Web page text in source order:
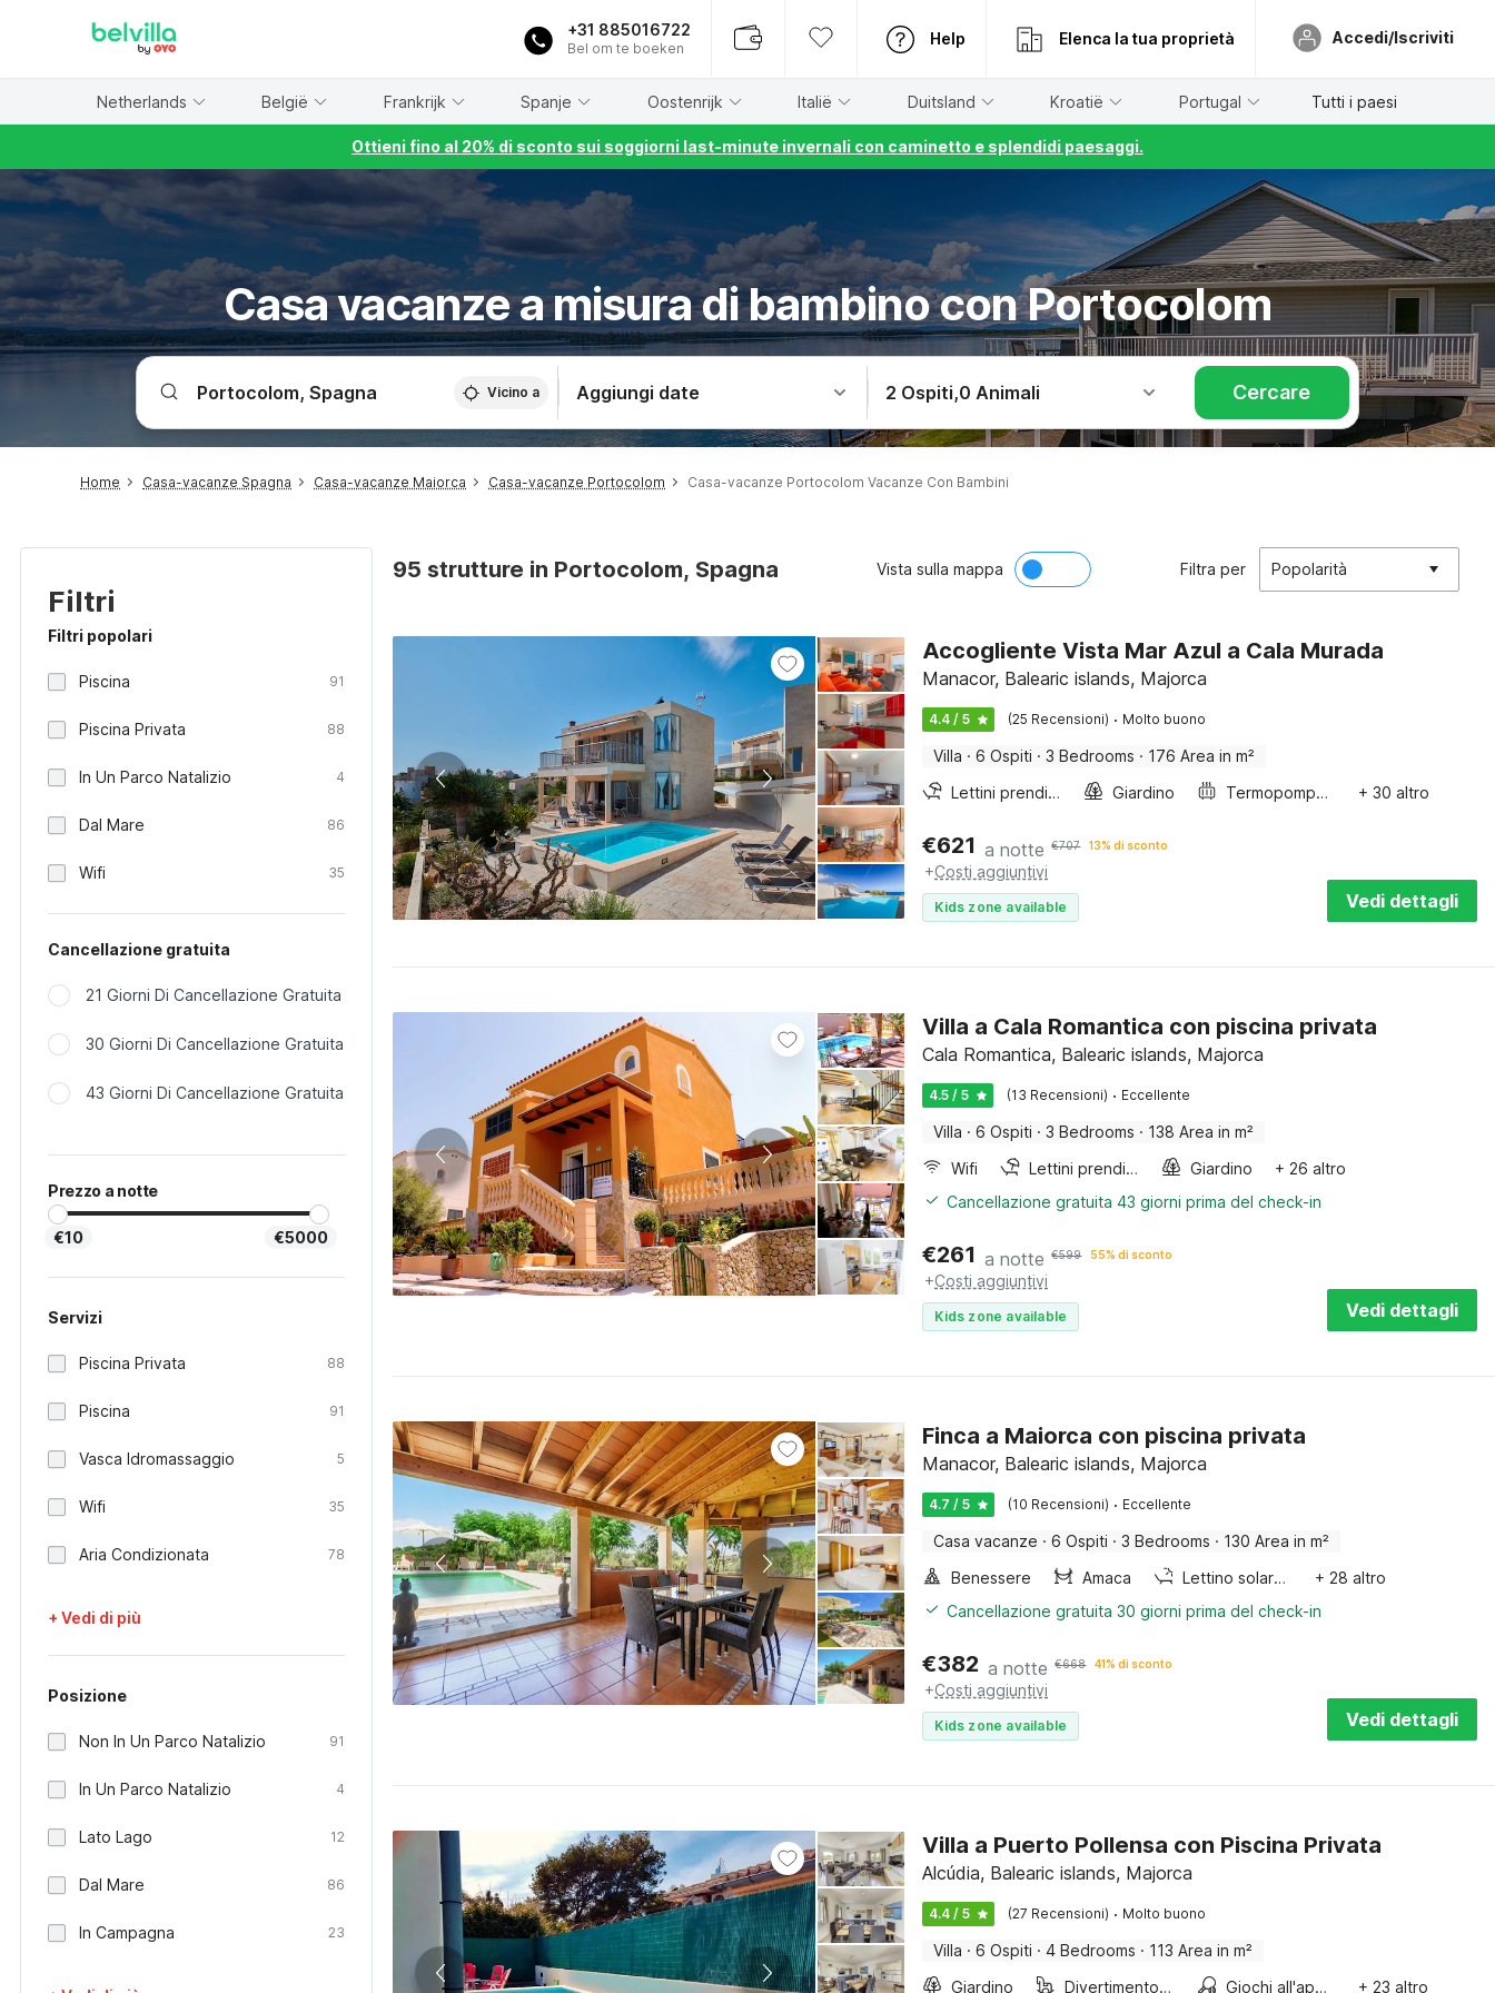
+31 885016722
Bel om te boeken
Help Elenca la tua proprietà Accedi/Iscriviti
Netherlands België Frankrijk Spanje Oostenrijk Italië Duitsland Kroatië Portugal Tutti i paesi
Ottieni fino al 20% di sconto sui soggiorni last-minute invernali con caminetto e splendidi paesaggi.
Casa vacanze a misura di bambino con Portocolom
Vicino a Aggiungi date 2 Ospiti,0 Animali Cercare
Home Casa-vacanze Spagna Casa-vacanze Maiorca Casa-vacanze Portocolom Casa-vacanze Portocolom Vacanze Con Bambini
Filtri
Filtri popolari
Piscina 91
Piscina Privata 88
In Un Parco Natalizio 4
Dal Mare 86
Wifi 35
Cancellazione gratuita
21 Giorni Di Cancellazione Gratuita
30 Giorni Di Cancellazione Gratuita
43 Giorni Di Cancellazione Gratuita
Prezzo a notte
€10 €5000
Servizi
Piscina Privata 88
Piscina 91
Vasca Idromassaggio 5
Wifi 35
Aria Condizionata 78
+ Vedi di più
Posizione
Non In Un Parco Natalizio 91
In Un Parco Natalizio 4
Lato Lago 12
Dal Mare 86
In Campagna 23
95 strutture in Portocolom, Spagna Vista sulla mappa Filtra per Popolarità
Accogliente Vista Mar Azul a Cala Murada
Manacor, Balearic islands, Majorca
4.4 / 5 (25 Recensioni) · Molto buono
Villa · 6 Ospiti · 3 Bedrooms · 176 Area in m²
Lettini prendisole
Giardino Termopompa aria-aria + 30 altro
€621 a notte €707 13% di sconto
+Costi aggiuntivi
Kids zone available Vedi dettagli
Villa a Cala Romantica con piscina privata
Cala Romantica, Balearic islands, Majorca
4.5 / 5 (13 Recensioni) · Eccellente
Villa · 6 Ospiti · 3 Bedrooms · 138 Area in m²
Wifi
Lettini prendisole Giardino
+ 26 altro
Cancellazione gratuita 43 giorni prima del check-in
€261 a notte €599 55% di sconto
+Costi aggiuntivi
Kids zone available Vedi dettagli
Finca a Maiorca con piscina privata
Manacor, Balearic islands, Majorca
4.7 / 5 (10 Recensioni) · Eccellente
Casa vacanze · 6 Ospiti · 3 Bedrooms · 130 Area in m²
Benessere
Amaca Lettino solare / solarium
+ 28 altro
Cancellazione gratuita 30 giorni prima del check-in
€382 a notte €668 41% di sconto
+Costi aggiuntivi
Kids zone available Vedi dettagli
Villa a Puerto Pollensa con Piscina Privata
Alcúdia, Balearic islands, Majorca
4.4 / 5 (27 Recensioni) · Molto buono
Villa · 6 Ospiti · 4 Bedrooms · 113 Area in m²
Giardino
Divertimento per bambini Giochi all'aperto + 23 altro